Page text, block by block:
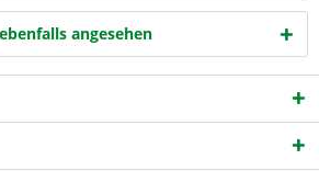
angesehen